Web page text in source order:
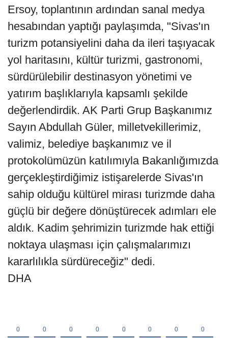
Ersoy, toplantının ardından sanal medya
hesabından yaptığı paylaşımda, "Sivas'ın
turizm potansiyelini daha da ileri taşıyacak
yol haritasını, kültür turizmi, gastronomi,
sürdürülebilir destinasyon yönetimi ve
yatırım başlıklarıyla kapsamlı şekilde
değerlendirdik. AK Parti Grup Başkanımız
Sayın Abdullah Güler, milletvekillerimiz,
valimiz, belediye başkanımız ve il
protokolümüzün katılımıyla Bakanlığımızda
gerçekleştirdiğimiz istişarelerde Sivas'ın
sahip olduğu kültürel mirası turizmde daha
güçlü bir değere dönüştürecek adımları ele
aldık. Kadim şehrimizin turizmde hak ettiği
noktaya ulaşması için çalışmalarımızı
kararlılıkla sürdüreceğiz" dedi.
DHA